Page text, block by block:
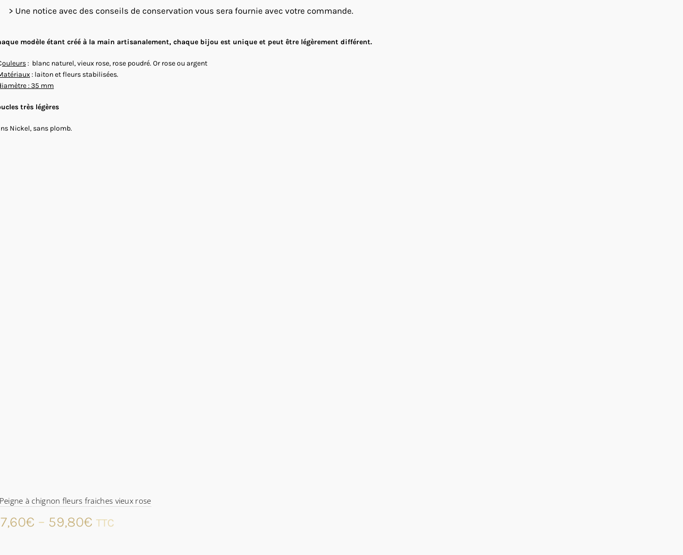
> Une notice avec des conseils de conservation vous sera fournie avec votre commande.
modèle étant créé à la main artisanalement, chaque bijou est unique et peut être légèrement différent.
ouleurs: blanc naturel, vieux rose, rose poudré. Or rose ou argent
: laiton et fleurs stabilisées.
: 35 mm
très légères
Nickel, sans plomb.
à chignon fleurs fraiches vieux rose
€ – 59,80€ TTC